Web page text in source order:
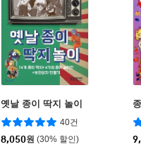
옛날 종이 딱지 놀이
40건
8,050원 (30% 할인)